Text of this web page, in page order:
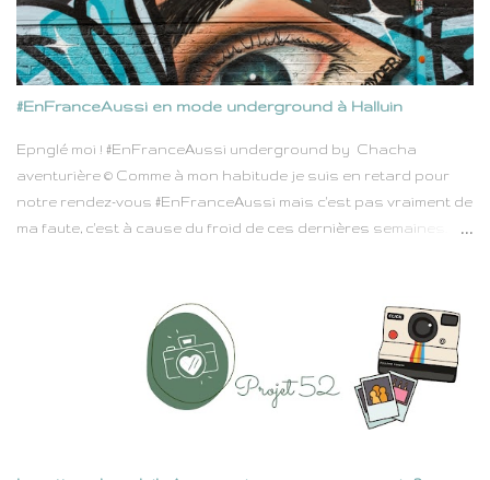
entre découvertes et pauses farnientes. Ils sont nombreux à
dire combien Rhodes est belle, que se perdre dans les ruelles
de sa majestueuse vieille ville est un délice. Que Lindos attire
trop de touristes mais que sa plage au sable fin appelle à la
rêverie, tandis que l'intérieur de l'île qui regorge de petites
#EnFranceAussi en mode underground à Halluin
Epnglé moi ! #EnFranceAussi underground by Chacha
aventurière © Comme à mon habitude je suis en retard pour
notre rendez-vous #EnFranceAussi mais c'est pas vraiment de
ma faute, c'est à cause du froid de ces dernières semaines.
Sabrina la boss de #EnfranceAussi avec un thème pas piqué
des vers, et qui pourtant envoie du lourd : Underground. Nous
sommes nombreux a y avoir participé, et une nouvelle fois on
trouve de jolis lieux à explorer un peu partout dans notre joli
pays. Dans un premier temps, je comptais vous embarquer